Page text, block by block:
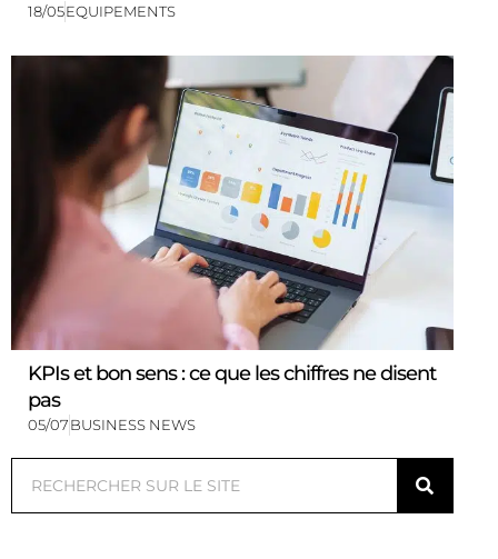
18/05EQUIPEMENTS
KPIs et bon sens : ce que les chiffres ne disent
pas
05/07BUSINESS NEWS